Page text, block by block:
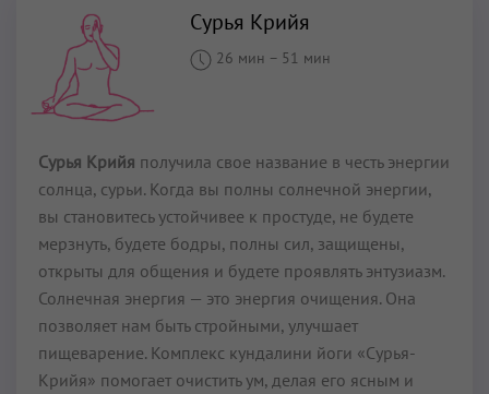
Сурья Крийя
26 мин – 51 мин
Сурья Крийя получила свое название в честь энергии
солнца, сурьи. Когда вы полны солнечной энергии,
вы становитесь устойчивее к простуде, не будете
мерзнуть, будете бодры, полны сил, защищены,
открыты для общения и будете проявлять энтузиазм.
Солнечная энергия — это энергия очищения. Она
позволяет нам быть стройными, улучшает
пищеварение. Комплекс кундалини йоги «Сурья-
Крийя» помогает очистить ум, делая его ясным и